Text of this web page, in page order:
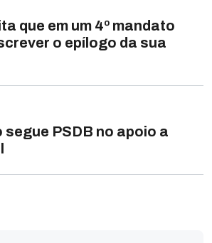
que em um 4º mandato
o epílogo da sua
segue PSDB no apoio a